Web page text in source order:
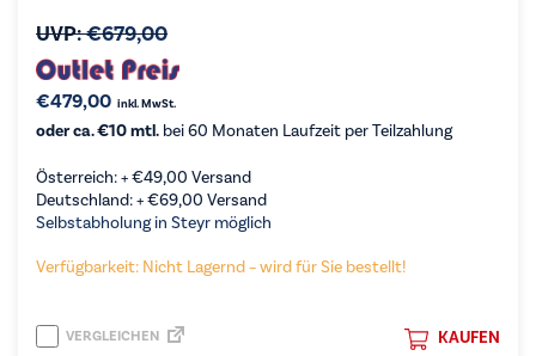
UVP:€679,00
€479,00 inkl. MwSt.
oder ca. €10 mtl. bei 60 Monaten Laufzeit per Teilzahlung
Österreich: +€49,00 Versand
Deutschland: +€69,00 Versand
Selbstabholung in Steyr möglich
Verfügbarkeit: Nicht Lagernd – wird für Sie bestellt!
KAUFEN
VERGLEICHEN